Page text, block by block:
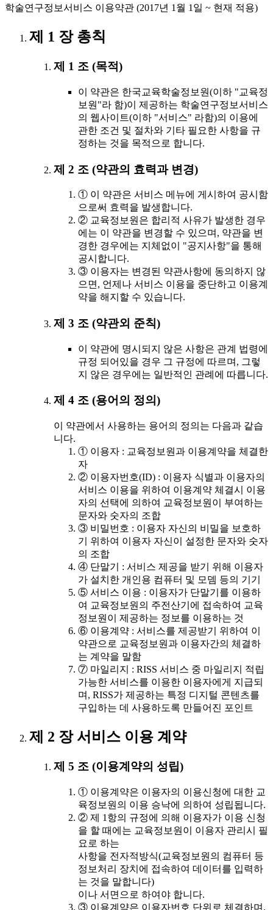
학술연구정보서비스 이용약관 (2017년 1월 1일 ~ 현재 적용)
제 1 장 총칙
제 1 조 (목적)
이 약관은 한국교육학술정보원(이하 "교육정
보원"라 함)이 제공하는 학술연구정보서비스
의 웹사이트(이하 "서비스" 라함)의 이용에
관한 조건 및 절차와 기타 필요한 사항을 규
정하는 것을 목적으로 합니다.
제 2 조 (약관의 효력과 변경)
① 이 약관은 서비스 메뉴에 게시하여 공시함
으로써 효력을 발생합니다.
② 교육정보원은 합리적 사유가 발생한 경우
에는 이 약관을 변경할 수 있으며, 약관을 변
경한 경우에는 지체없이 "공지사항"을 통해
공시합니다.
③ 이용자는 변경된 약관사항에 동의하지 않
으면, 언제나 서비스 이용을 중단하고 이용계
약을 해지할 수 있습니다.
제 3 조 (약관외 준칙)
이 약관에 명시되지 않은 사항은 관계 법령에
규정 되어있을 경우 그 규정에 따르며, 그렇
지 않은 경우에는 일반적인 관례에 따릅니다.
제 4 조 (용어의 정의)
이 약관에서 사용하는 용어의 정의는 다음과 같습
니다.
① 이용자 : 교육정보원과 이용계약을 체결한
자
② 이용자번호(ID) : 이용자 식별과 이용자의
서비스 이용을 위하여 이용계약 체결시 이용
자의 선택에 의하여 교육정보원이 부여하는
문자와 숫자의 조합
③ 비밀번호 : 이용자 자신의 비밀을 보호하
기 위하여 이용자 자신이 설정한 문자와 숫자
의 조합
④ 단말기 : 서비스 제공을 받기 위해 이용자
가 설치한 개인용 컴퓨터 및 모뎀 등의 기기
⑤ 서비스 이용 : 이용자가 단말기를 이용하
여 교육정보원의 주전산기에 접속하여 교육
정보원이 제공하는 정보를 이용하는 것
⑥ 이용계약 : 서비스를 제공받기 위하여 이
약관으로 교육정보원과 이용자간의 체결하
는 계약을 말함
⑦ 마일리지 : RISS 서비스 중 마일리지 적립
가능한 서비스를 이용한 이용자에게 지급되
며, RISS가 제공하는 특정 디지털 콘텐츠를
구입하는 데 사용하도록 만들어진 포인트
제 2 장 서비스 이용 계약
제 5 조 (이용계약의 성립)
① 이용계약은 이용자의 이용신청에 대한 교
육정보원의 이용 승낙에 의하여 성립됩니다.
② 제 1항의 규정에 의해 이용자가 이용 신청
을 할 때에는 교육정보원이 이용자 관리시 필
요로 하는
사항을 전자적방식(교육정보원의 컴퓨터 등
정보처리 장치에 접속하여 데이터를 입력하
는 것을 말합니다)
이나 서면으로 하여야 합니다.
③ 이용계약은 이용자번호 단위로 체결하며,